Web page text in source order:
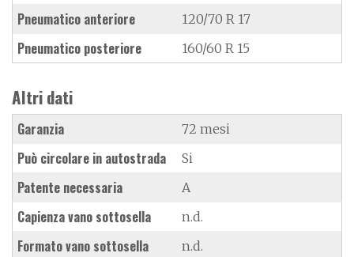
Pneumatico anteriore 120/70 R 17
Pneumatico posteriore 160/60 R 15
Altri dati
Garanzia 72 mesi
Può circolare in autostrada Si
Patente necessaria A
Capienza vano sottosella n.d.
Formato vano sottosella n.d.